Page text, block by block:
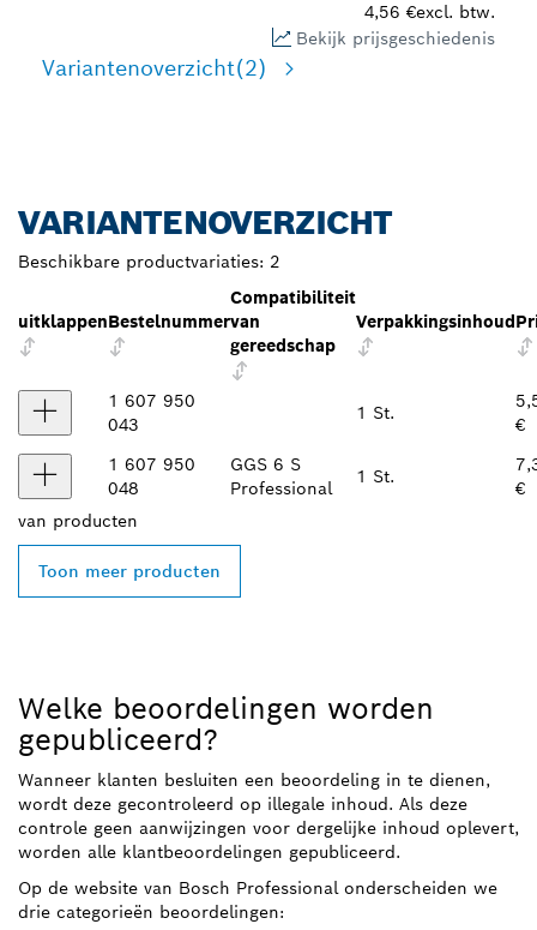
4,56 €excl. btw.
Bekijk prijsgeschiedenis
Variantenoverzicht(2)
VARIANTENOVERZICHT
Beschikbare productvariaties: 2
uitklappenBestelnummer
Compatibiliteit
van
gereedschap
Verpakkingsinhoud
1 607 950
043
1 St.
€
1 607 950
048
GGS 6 S
Professional
1 St.
€
van producten
Toon meer producten
Welke beoordelingen worden
gepubliceerd?
Wanneer klanten besluiten een beoordeling in te dienen,
wordt deze gecontroleerd op illegale inhoud. Als deze
controle geen aanwijzingen voor dergelijke inhoud oplevert,
worden alle klantbeoordelingen gepubliceerd.
Op de website van Bosch Professional onderscheiden we
drie categorieën beoordelingen: